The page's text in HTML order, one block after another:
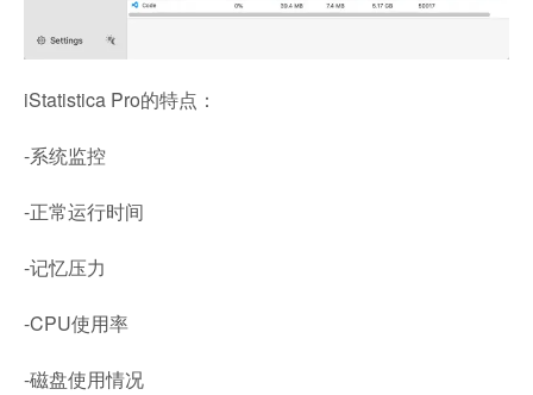
iStatistica Pro的特点：
-系统监控
-正常运行时间
-记忆压力
-CPU使用率
-磁盘使用情况